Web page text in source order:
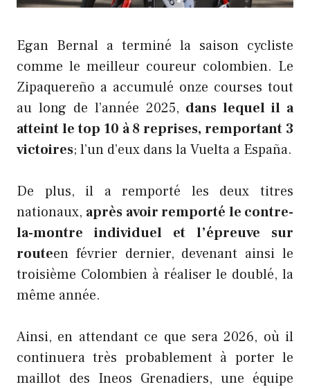
Egan Bernal a terminé la saison cycliste
comme le meilleur coureur colombien. Le
Zipaquereño a accumulé onze courses tout
au long de l’année 2025, dans lequel il a
atteint le top 10 à 8 reprises, remportant 3
victoires; l’un d’eux dans la Vuelta a España.
De plus, il a remporté les deux titres
nationaux, après avoir remporté le contre-
la-montre individuel et l’épreuve sur
routeen février dernier, devenant ainsi le
troisième Colombien à réaliser le doublé, la
même année.
Ainsi, en attendant ce que sera 2026, où il
continuera très probablement à porter le
maillot des Ineos Grenadiers, une équipe